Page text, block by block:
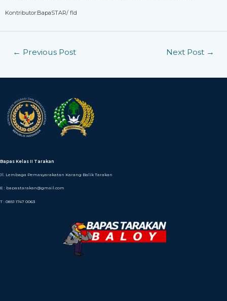
Kontributor:BapaSTAR/ fld
← Previous Post Next Post →
Bapas Kelas II Tarakan
Jl. Lembaga Pemasyarakatan Karang Balik Tarakan
E : bapastarakan@gmail.com
T : 0851 1747 0063